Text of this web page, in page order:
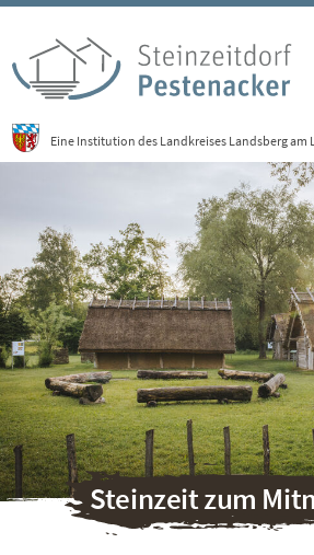
Eine Institution des Landkreises Landsberg am
Steinzeit zum